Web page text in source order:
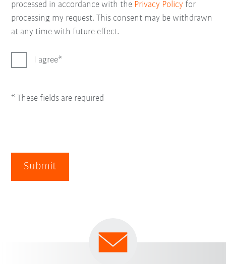
processed in accordance with the Privacy Policy for
processing my request. This consent may be withdrawn
at any time with future effect.
I agree
* These fields are required
Submit